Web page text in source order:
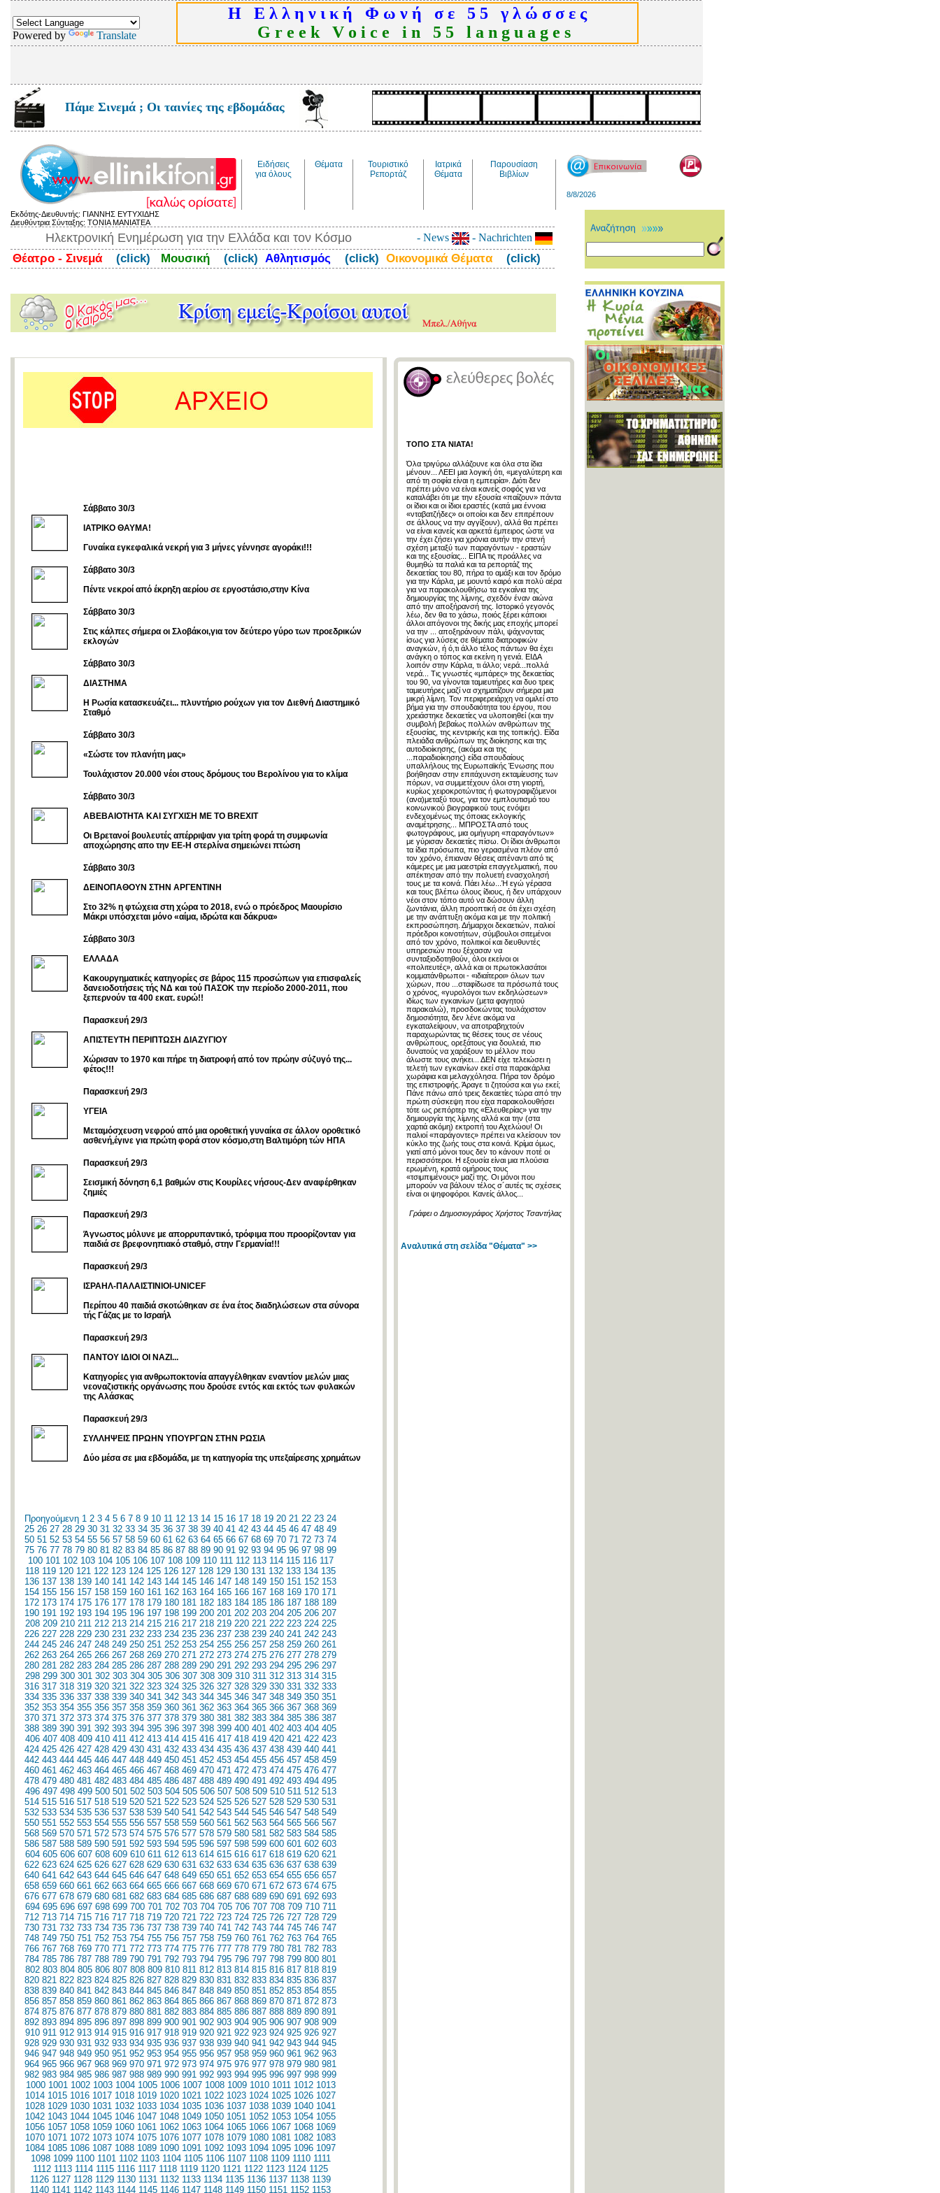
Powered by Translate
Η Ε λ λ η ν ι κ ή Φ ω ν ή σ ε 5 5 γ λ ώ σ σ ε ς
G r e e k V o i c e i n 5 5 l a n g u a g e s
Πάμε Σινεμά ; Οι ταινίες της εβδομάδας
Ειδήσεις
για όλους
Θέματα
Τουριστικό
Ρεπορτάζ
Ιατρικά
Θέματα
Παρουσίαση
Βιβλίων
8/8/2026
Εκδότης-Διευθυντής: ΓΙΑΝΝΗΣ ΕΥΤΥΧΙΔΗΣ
Διευθύντρια Σύνταξης: ΤΟΝΙΑ ΜΑΝΙΑΤΕΑ
Ηλεκτρονική Ενημέρωση για την Ελλάδα και τον Κόσμο - News - Nachrichten
Θέατρο - Σινεμά (click) Μουσική (click) Αθλητισμός (click) Οικονομικά Θέματα (click)
Σάββατο 30/3
ΙΑΤΡΙΚΟ ΘΑΥΜΑ!
Γυναίκα εγκεφαλικά νεκρή για 3 μήνες γέννησε αγοράκι!!!
Σάββατο 30/3
Πέντε νεκροί από έκρηξη αερίου σε εργοστάσιο,στην Κίνα
Σάββατο 30/3
Στις κάλπες σήμερα οι Σλοβάκοι,για τον δεύτερο γύρο των προεδρικών
εκλογών
Σάββατο 30/3
ΔΙΑΣΤΗΜΑ
Η Ρωσία κατασκευάζει... πλυντήριο ρούχων για τον Διεθνή Διαστημικό
Σταθμό
Σάββατο 30/3
«Σώστε τον πλανήτη μας»
Τουλάχιστον 20.000 νέοι στους δρόμους του Βερολίνου για το κλίμα
Σάββατο 30/3
ΑΒΕΒΑΙΟΤΗΤΑ ΚΑΙ ΣΥΓΧΙΣΗ ΜΕ ΤΟ BREXIT
Οι Βρετανοί βουλευτές απέρριψαν για τρίτη φορά τη συμφωνία
αποχώρησης απο την ΕΕ-Η στερλίνα σημειώνει πτώση
Σάββατο 30/3
ΔΕΙΝΟΠΑΘΟΥΝ ΣΤΗΝ ΑΡΓΕΝΤΙΝΗ
Στο 32% η φτώχεια στη χώρα το 2018, ενώ ο πρόεδρος Μαουρίσιο
Μάκρι υπόσχεται μόνο «αίμα, ιδρώτα και δάκρυα»
Σάββατο 30/3
ΕΛΛΑΔΑ
Κακουργηματικές κατηγορίες σε βάρος 115 προσώπων για επισφαλείς
δανειοδοτήσεις τής ΝΔ και τού ΠΑΣΟΚ την περίοδο 2000-2011, που
ξεπερνούν τα 400 εκατ. ευρώ!!
Παρασκευή 29/3
ΑΠΙΣΤΕΥΤΗ ΠΕΡΙΠΤΩΣΗ ΔΙΑΖΥΓΙΟΥ
Χώρισαν το 1970 και πήρε τη διατροφή από τον πρώην σύζυγό της...
φέτος!!!
Παρασκευή 29/3
ΥΓΕΙΑ
Mεταμόσχευση νεφρού από μια οροθετική γυναίκα σε άλλον οροθετικό
ασθενή,έγινε για πρώτη φορά στον κόσμο,στη Βαλτιμόρη τών ΗΠΑ
Παρασκευή 29/3
Σεισμική δόνηση 6,1 βαθμών στις Κουρίλες νήσους-Δεν αναφέρθηκαν
ζημιές
Παρασκευή 29/3
Άγνωστος μόλυνε με απορρυπαντικό, τρόφιμα που προορίζονταν για
παιδιά σε βρεφονηπιακό σταθμό, στην Γερμανία!!!
Παρασκευή 29/3
ΙΣΡΑΗΛ-ΠΑΛΑΙΣΤΙΝΙΟΙ-UNICEF
Περίπου 40 παιδιά σκοτώθηκαν σε ένα έτος διαδηλώσεων στα σύνορα
τής Γάζας με το Ισραήλ
Παρασκευή 29/3
ΠΑΝΤΟΥ ΙΔΙΟΙ ΟΙ ΝΑΖΙ...
Κατηγορίες για ανθρωποκτονία απαγγέλθηκαν εναντίον μελών μιας
νεοναζιστικής οργάνωσης που δρούσε εντός και εκτός των φυλακών
της Αλάσκας
Παρασκευή 29/3
ΣΥΛΛΗΨΕΙΣ ΠΡΩΗΝ ΥΠΟΥΡΓΩΝ ΣΤΗΝ ΡΩΣΙΑ
Δύο μέσα σε μια εβδομάδα, με τη κατηγορία της υπεξαίρεσης χρημάτων
Προηγούμενη 1 2 3 4 5 6 7 8 9 10 11 12 13 14 15 16 17 18 19 20 21 22 23 24
25 26 27 28 29 30 31 32 33 34 35 36 37 38 39 40 41 42 43 44 45 46 47 48 49
50 51 52 53 54 55 56 57 58 59 60 61 62 63 64 65 66 67 68 69 70 71 72 73 74
75 76 77 78 79 80 81 82 83 84 85 86 87 88 89 90 91 92 93 94 95 96 97 98 99
100 101 102 103 104 105 106 107 108 109 110 111 112 113 114 115 116 117
118 119 120 121 122 123 124 125 126 127 128 129 130 131 132 133 134 135
136 137 138 139 140 141 142 143 144 145 146 147 148 149 150 151 152 153
154 155 156 157 158 159 160 161 162 163 164 165 166 167 168 169 170 171
172 173 174 175 176 177 178 179 180 181 182 183 184 185 186 187 188 189
190 191 192 193 194 195 196 197 198 199 200 201 202 203 204 205 206 207
208 209 210 211 212 213 214 215 216 217 218 219 220 221 222 223 224 225
226 227 228 229 230 231 232 233 234 235 236 237 238 239 240 241 242 243
244 245 246 247 248 249 250 251 252 253 254 255 256 257 258 259 260 261
262 263 264 265 266 267 268 269 270 271 272 273 274 275 276 277 278 279
280 281 282 283 284 285 286 287 288 289 290 291 292 293 294 295 296 297
298 299 300 301 302 303 304 305 306 307 308 309 310 311 312 313 314 315
316 317 318 319 320 321 322 323 324 325 326 327 328 329 330 331 332 333
334 335 336 337 338 339 340 341 342 343 344 345 346 347 348 349 350 351
352 353 354 355 356 357 358 359 360 361 362 363 364 365 366 367 368 369
370 371 372 373 374 375 376 377 378 379 380 381 382 383 384 385 386 387
388 389 390 391 392 393 394 395 396 397 398 399 400 401 402 403 404 405
406 407 408 409 410 411 412 413 414 415 416 417 418 419 420 421 422 423
424 425 426 427 428 429 430 431 432 433 434 435 436 437 438 439 440 441
442 443 444 445 446 447 448 449 450 451 452 453 454 455 456 457 458 459
460 461 462 463 464 465 466 467 468 469 470 471 472 473 474 475 476 477
478 479 480 481 482 483 484 485 486 487 488 489 490 491 492 493 494 495
496 497 498 499 500 501 502 503 504 505 506 507 508 509 510 511 512 513
514 515 516 517 518 519 520 521 522 523 524 525 526 527 528 529 530 531
532 533 534 535 536 537 538 539 540 541 542 543 544 545 546 547 548 549
550 551 552 553 554 555 556 557 558 559 560 561 562 563 564 565 566 567
568 569 570 571 572 573 574 575 576 577 578 579 580 581 582 583 584 585
586 587 588 589 590 591 592 593 594 595 596 597 598 599 600 601 602 603
604 605 606 607 608 609 610 611 612 613 614 615 616 617 618 619 620 621
622 623 624 625 626 627 628 629 630 631 632 633 634 635 636 637 638 639
640 641 642 643 644 645 646 647 648 649 650 651 652 653 654 655 656 657
658 659 660 661 662 663 664 665 666 667 668 669 670 671 672 673 674 675
676 677 678 679 680 681 682 683 684 685 686 687 688 689 690 691 692 693
694 695 696 697 698 699 700 701 702 703 704 705 706 707 708 709 710 711
712 713 714 715 716 717 718 719 720 721 722 723 724 725 726 727 728 729
730 731 732 733 734 735 736 737 738 739 740 741 742 743 744 745 746 747
748 749 750 751 752 753 754 755 756 757 758 759 760 761 762 763 764 765
766 767 768 769 770 771 772 773 774 775 776 777 778 779 780 781 782 783
784 785 786 787 788 789 790 791 792 793 794 795 796 797 798 799 800 801
802 803 804 805 806 807 808 809 810 811 812 813 814 815 816 817 818 819
820 821 822 823 824 825 826 827 828 829 830 831 832 833 834 835 836 837
838 839 840 841 842 843 844 845 846 847 848 849 850 851 852 853 854 855
856 857 858 859 860 861 862 863 864 865 866 867 868 869 870 871 872 873
874 875 876 877 878 879 880 881 882 883 884 885 886 887 888 889 890 891
892 893 894 895 896 897 898 899 900 901 902 903 904 905 906 907 908 909
910 911 912 913 914 915 916 917 918 919 920 921 922 923 924 925 926 927
928 929 930 931 932 933 934 935 936 937 938 939 940 941 942 943 944 945
946 947 948 949 950 951 952 953 954 955 956 957 958 959 960 961 962 963
964 965 966 967 968 969 970 971 972 973 974 975 976 977 978 979 980 981
982 983 984 985 986 987 988 989 990 991 992 993 994 995 996 997 998 999
1000 1001 1002 1003 1004 1005 1006 1007 1008 1009 1010 1011 1012 1013
1014 1015 1016 1017 1018 1019 1020 1021 1022 1023 1024 1025 1026 1027
1028 1029 1030 1031 1032 1033 1034 1035 1036 1037 1038 1039 1040 1041
1042 1043 1044 1045 1046 1047 1048 1049 1050 1051 1052 1053 1054 1055
1056 1057 1058 1059 1060 1061 1062 1063 1064 1065 1066 1067 1068 1069
1070 1071 1072 1073 1074 1075 1076 1077 1078 1079 1080 1081 1082 1083
1084 1085 1086 1087 1088 1089 1090 1091 1092 1093 1094 1095 1096 1097
1098 1099 1100 1101 1102 1103 1104 1105 1106 1107 1108 1109 1110 1111
1112 1113 1114 1115 1116 1117 1118 1119 1120 1121 1122 1123 1124 1125
1126 1127 1128 1129 1130 1131 1132 1133 1134 1135 1136 1137 1138 1139
1140 1141 1142 1143 1144 1145 1146 1147 1148 1149 1150 1151 1152 1153
ΤΟΠΟ ΣΤΑ ΝΙΑΤΑ!
Όλα τριγύρω αλλάζουνε και όλα στα ίδια
μένουν... ΛΕΕΙ μια λογική ότι, «μεγαλύτερη και
από τη σοφία είναι η εμπειρία». Διότι δεν
πρέπει μόνο να είναι κανείς σοφός για να
καταλάβει ότι με την εξουσία «παίζουν» πάντα
οι ίδιοι και οι ίδιοι εραστές (κατά μια έννοια
«νταβατζήδες» οι οποίοι και δεν επιτρέπουν
σε άλλους να την αγγίξουν), αλλά θα πρέπει
να είναι κανείς και αρκετά έμπειρος ώστε να
την έχει ζήσει για χρόνια αυτήν την στενή
σχέση μεταξύ των παραγόντων - εραστών
και της εξουσίας... ΕΙΠΑ τις προάλλες να
θυμηθώ τα παλιά και τα ρεπορτάζ της
δεκαετίας του 80, πήρα το αμάξι και τον δρόμο
για την Κάρλα, με μουντό καιρό και πολύ αέρα
για να παρακολουθήσω τα εγκαίνια της
δημιουργίας της λίμνης, σχεδόν έναν αιώνα
από την αποξήρανσή της. Ιστορικό γεγονός
λέω, δεν θα το χάσω, ποιός ξέρει κάποιοι
άλλοι απόγονοι της δικής μας εποχής μπορεί
να την ... αποξηράνουν πάλι, ψάχνοντας
ίσως για λύσεις σε θέματα διατροφικών
αναγκών, ή ό,τι άλλο τέλος πάντων θα έχει
ανάγκη ο τόπος και εκείνη η γενιά. ΕΙΔΑ
λοιπόν στην Κάρλα, τι άλλο; νερά...πολλά
νερά... Τις γνωστές «μπάρες» της δεκαετίας
του 90, να γίνονται ταμιευτήρες και δυο τρεις
ταμιευτήρες μαζί να σχηματίζουν σήμερα μια
μικρή λίμνη. Τον περιφερειάρχη να ομιλεί στο
βήμα για την σπουδαιότητα του έργου, που
χρειάστηκε δεκαετίες να υλοποιηθεί (και την
συμβολή βεβαίως πολλών ανθρώπων της
εξουσίας, της κεντρικής και της τοπικής). Είδα
πλειάδα ανθρώπων της διοίκησης και της
αυτοδιοίκησης, (ακόμα και της
...παραδιοίκησης) είδα σπουδαίους
υπαλλήλους της Ευρωπαϊκής Ένωσης που
βοήθησαν στην επιτάχυνση εκταμίευσης των
πόρων, να συμμετέχουν όλοι στη γιορτή,
κυρίως χειροκροτώντας ή φωτογραφιζόμενοι
(ανα)μεταξύ τους, για τον εμπλουτισμό του
κοινωνικού βιογραφικού τους ενόψει
ενδεχομένως της όποιας εκλογικής
αναμέτρησης... ΜΠΡΟΣΤΑ από τους
φωτογράφους, μια ομήγυρη «παραγόντων»
με γύρισαν δεκαετίες πίσω. Οι ίδιοι άνθρωποι
τα ίδια πρόσωπα, πιο γερασμένα πλέον από
τον χρόνο, έπιαναν θέσεις απέναντι από τις
κάμερες με μια μαεστρία επαγγελματική, που
απέκτησαν από την πολυετή ενασχολησή
τους με τα κοινά. Πάει λέω...Ή εγώ γέρασα
και τους βλέπω όλους ίδιους, ή δεν υπάρχουν
νέοι στον τόπο αυτό να δώσουν άλλη
ζωντάνια, άλλη προοπτική σε ότι έχει σχέση
με την ανάπτυξη ακόμα και με την πολιτική
εκπροσώπηση. Δήμαρχοι δεκαετιών, παλιοί
πρόεδροι κοινοτήτων, σύμβουλοι σιτεμένοι
από τον χρόνο, πολιτικοί και διευθυντές
υπηρεσιών που ξέχασαν να
συνταξιοδοτηθούν, όλοι εκείνοι οι
«πολιτευτές», αλλά και οι πρωτοκλασάτοι
κομματάνθρωποι - «ιδιαίτεροι» όλων των
χώρων, που ...σταφίδωσε τα πρόσωπά τους
ο χρόνος, «γυρολόγοι των εκδηλώσεων»
ιδίως των εγκαινίων (μετα φαγητού
παρακαλώ), προσδοκώντας τουλάχιστον
δημοσιότητα, δεν λένε ακόμα να
εγκαταλείψουν, να αποτραβηχτούν
παραχωρώντας τις θέσεις τους σε νέους
ανθρώπους, ορεξάτους για δουλειά, πιο
δυνατούς να χαράξουν το μέλλον που
άλωστε τους ανήκει... ΔΕΝ είχε τελειώσει η
τελετή των εγκαινίων εκεί στα παρακάρλια
χωράφια και μελαγχόλησα. Πήρα τον δρόμο
της επιστροφής. Άραγε τι ζητούσα και γω εκεί;
Πάνε πάνω από τρεις δεκαετίες τώρα από την
πρώτη σύσκεψη που είχα παρακολουθήσει
τότε ως ρεπόρτερ της «Ελευθερίας» για την
δημιουργία της λίμνης αλλά και την (στα
χαρτιά ακόμη) εκτροπή του Αχελώου! Οι
παλιοί «παράγοντες» πρέπει να κλείσουν τον
κύκλο της ζωής τους στα κοινά. Κρίμα όμως,
γιατί από μόνοι τους δεν το κάνουν ποτέ οι
περισσότεροι. Η εξουσία είναι μια πλούσια
ερωμένη, κρατά ομήρους τους
«τσιμπιμένους» μαζί της. Οι μόνοι που
μπορούν να βάλουν τέλος σ´αυτές τις σχέσεις
είναι οι ψηφοφόροι. Κανείς άλλος...
Γράφει ο Δημοσιογράφος Χρήστος Τσαντήλας
Αναλυτικά στη σελίδα "Θέματα" >>